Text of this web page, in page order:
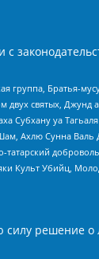
Братья-
двух святых,
Субхану уа
Ахлю Сунна
татарский
Культ Убийц,
решение о